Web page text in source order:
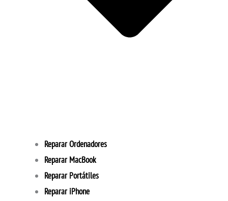
Reparar Ordenadores
Reparar MacBook
Reparar Portátiles
Reparar iPhone